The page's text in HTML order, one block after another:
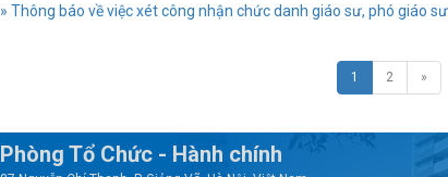
» Thông báo về việc xét công nhận chức danh giáo sư, phó giáo
1 2 »
Phòng Tổ Chức - Hành chính